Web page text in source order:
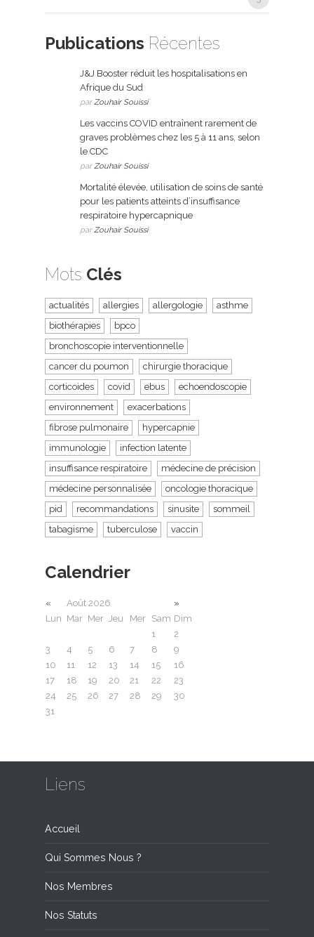
Publications Récentes
J&J Booster réduit les hospitalisations en
Afrique du Sud
parZouhair Souissi
Les vaccins COVID entraînent rarement de
graves problèmes chez les 5 à 11 ans, selon
le CDC
parZouhair Souissi
Mortalité élevée, utilisation de soins de santé
pour les patients atteints d’insuffisance
respiratoire hypercapnique
parZouhair Souissi
Mots Clés
actualités allergies allergologie
asthme
biothérapies
bpco
bronchoscopie interventionnelle
cancer du poumon
chirurgie thoracique
corticoides
covid ebus
echoendoscopie
environnement
exacerbations
fibrose pulmonaire
hypercapnie
immunologie
infection latente
insuffisance respiratoire
médecine de précision
médecine personnalisée
oncologie thoracique
pid
recommandations sinusite
sommeil
tabagisme
tuberculose vaccin
Calendrier
« Août 2026
»
Lun Mar Mer Jeu Mer Sam Dim
1
2
3
4 5 6 7 8
9
10
11 12 13 14 15
16
17
18 19 20 21 22
23
24
25 26 27 28 29
30
31
Liens
Accueil
Qui Sommes Nous ?
Nos Membres
Nos Statuts